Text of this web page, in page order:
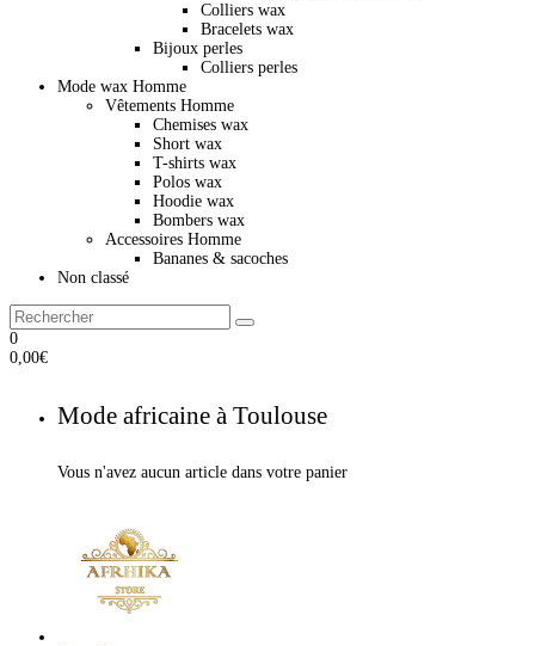
Colliers wax
Bracelets wax
Bijoux perles
Colliers perles
Mode wax Homme
Vêtements Homme
Chemises wax
Short wax
T-shirts wax
Polos wax
Hoodie wax
Bombers wax
Accessoires Homme
Bananes & sacoches
Non classé
0
0,00€
Mode africaine à Toulouse
Vous n'avez aucun article dans votre panier